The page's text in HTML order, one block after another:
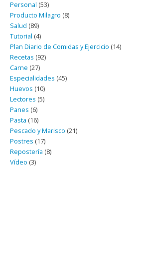
Personal (53)
Producto Milagro (8)
Salud (89)
Tutorial (4)
Plan Diario de Comidas y Ejercicio (14)
Recetas (92)
Carne (27)
Especialidades (45)
Huevos (10)
Lectores (5)
Panes (6)
Pasta (16)
Pescado y Marisco (21)
Postres (17)
Repostería (8)
Vídeo (3)